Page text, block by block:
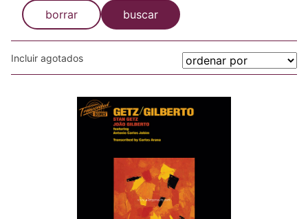
borrar buscar
Incluir agotados